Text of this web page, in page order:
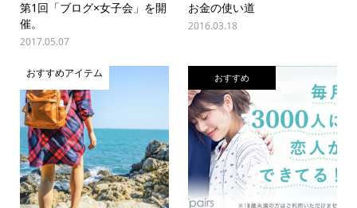
第1回「ブログ×女子会」を開
催。
2017.05.07
お金の使い道
2016.03.18
おすすめアイテム おすすめ